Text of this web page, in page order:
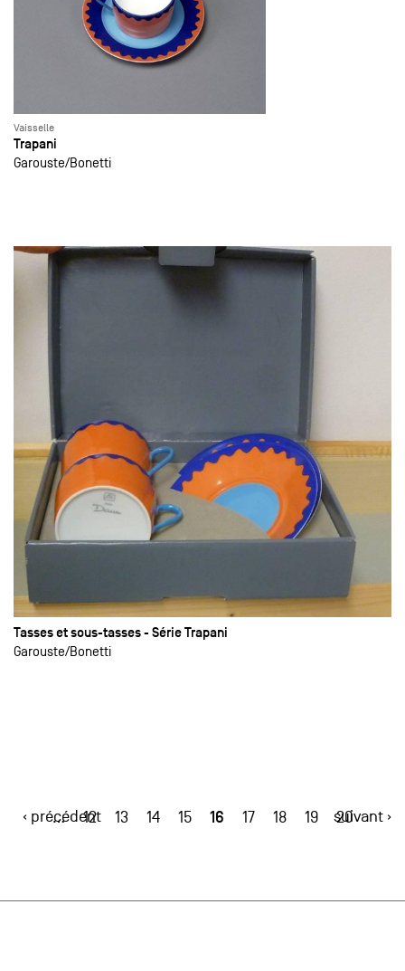
Vaisselle
Trapani
Garouste Bonetti
Tasses et sous-tasses - Série Trapani
Garouste Bonetti
‹ précédent
… 12 13 14 15 16 17 18 19 20
suivant ›